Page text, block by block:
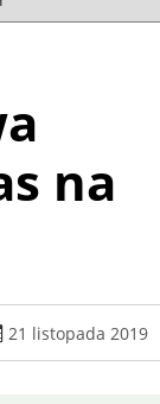
na
21 listopada 2019